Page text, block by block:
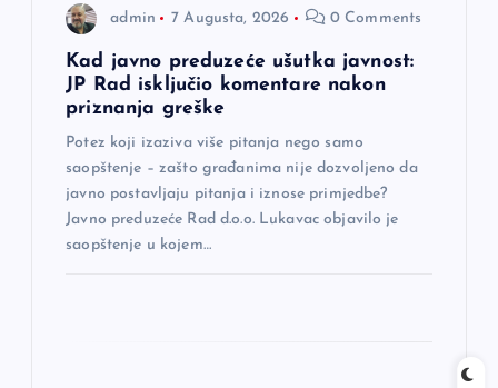
admin 7 Augusta, 2026 0 Comments
Kad javno preduzeće ušutka javnost:
JP Rad isključio komentare nakon
priznanja greške
Potez koji izaziva više pitanja nego samo
saopštenje – zašto građanima nije dozvoljeno da
javno postavljaju pitanja i iznose primjedbe?
Javno preduzeće Rad d.o.o. Lukavac objavilo je
saopštenje u kojem…